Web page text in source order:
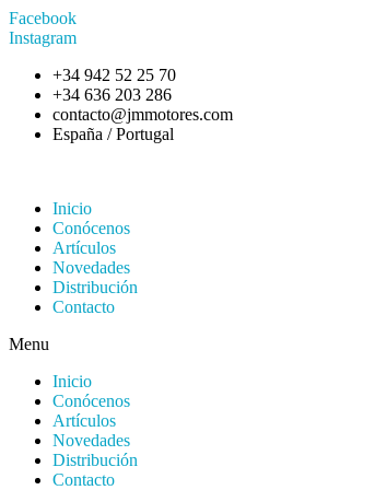
Facebook
Instagram
+34 942 52 25 70
+34 636 203 286
contacto@jmmotores.com
España / Portugal
Inicio
Conócenos
Artículos
Novedades
Distribución
Contacto
Menu
Inicio
Conócenos
Artículos
Novedades
Distribución
Contacto